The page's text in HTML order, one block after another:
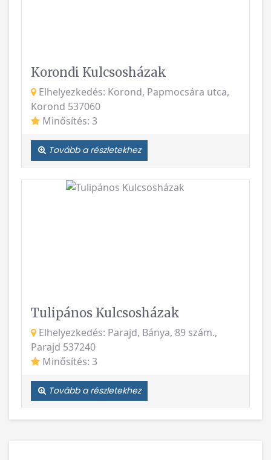
Korond 537060
Minősítés: 3
Tovább a részletekhez
Parajd 537240
Minősítés: 3
Tovább a részletekhez